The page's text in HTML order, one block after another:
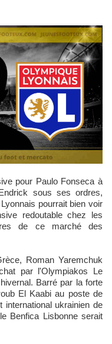
sous ses ordres,
pourrait bien voir
redoutable chez les
de ce marché des
Roman Yaremchuk
par l'Olympiakos Le
Barré par la forte
El Kaabi au poste de
international ukrainien de
Benfica Lisbonne serait